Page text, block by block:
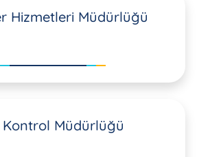
Hizmetleri Müdürlüğü
Kontrol Müdürlüğü